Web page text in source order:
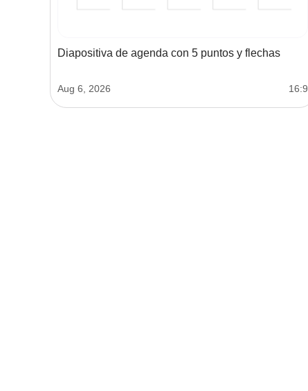
Diapositiva de agenda con 5 puntos y flechas
Aug 6, 2026 16:9